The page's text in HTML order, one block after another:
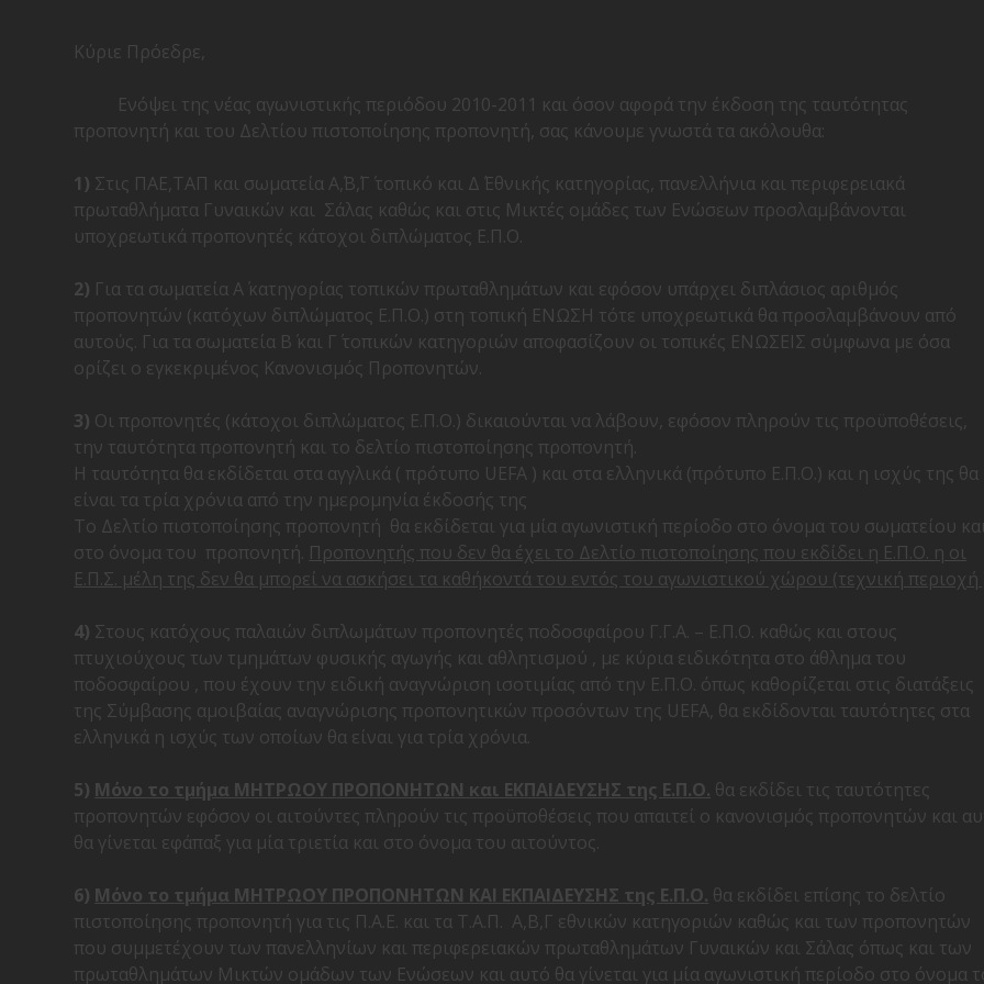
Κύριε Πρόεδρε,
Ενόψει της νέας αγωνιστικής περιόδου 2010-2011 και όσον αφορά την έκδοση της ταυτότητας
προπονητή και του Δελτίου πιστοποίησης προπονητή, σας κάνουμε γνωστά τα ακόλουθα:
1) Στις ΠΑΕ,ΤΑΠ και σωματεία Α΄,Β΄,Γ΄ τοπικό και Δ΄ Εθνικής κατηγορίας, πανελλήνια και περιφερειακά
πρωταθλήματα Γυναικών και Σάλας καθώς και στις Μικτές ομάδες των Ενώσεων προσλαμβάνονται
υποχρεωτικά προπονητές κάτοχοι διπλώματος Ε.Π.Ο.
2) Για τα σωματεία Α΄ κατηγορίας τοπικών πρωταθλημάτων και εφόσον υπάρχει διπλάσιος αριθμός
προπονητών (κατόχων διπλώματος Ε.Π.Ο.) στη τοπική ΕΝΩΣΗ τότε υποχρεωτικά θα προσλαμβάνουν από
αυτούς. Για τα σωματεία Β΄ και Γ΄ τοπικών κατηγοριών αποφασίζουν οι τοπικές ΕΝΩΣΕΙΣ σύμφωνα με όσα
ορίζει ο εγκεκριμένος Κανονισμός Προπονητών.
3) Οι προπονητές (κάτοχοι διπλώματος Ε.Π.Ο.) δικαιούνται να λάβουν, εφόσον πληρούν τις προϋποθέσεις,
την ταυτότητα προπονητή και το δελτίο πιστοποίησης προπονητή.
Η ταυτότητα θα εκδίδεται στα αγγλικά ( πρότυπο UEFA ) και στα ελληνικά (πρότυπο Ε.Π.Ο.) και η ισχύς της θα
είναι τα τρία χρόνια από την ημερομηνία έκδοσής της
Το Δελτίο πιστοποίησης προπονητή θα εκδίδεται για μία αγωνιστική περίοδο στο όνομα του σωματείου
στο όνομα του προπονητή. Προπονητής που δεν θα έχει το Δελτίο πιστοποίησης που εκδίδει η Ε.Π.Ο. η οι
Ε.Π.Σ. μέλη της δεν θα μπορεί να ασκήσει τα καθήκοντά του εντός του αγωνιστικού χώρου (τεχνική περιοχή
4) Στους κατόχους παλαιών διπλωμάτων προπονητές ποδοσφαίρου Γ.Γ.Α. – Ε.Π.Ο. καθώς και στους
πτυχιούχους των τμημάτων φυσικής αγωγής και αθλητισμού , με κύρια ειδικότητα στο άθλημα του
ποδοσφαίρου , που έχουν την ειδική αναγνώριση ισοτιμίας από την Ε.Π.Ο. όπως καθορίζεται στις διατάξεις
της Σύμβασης αμοιβαίας αναγνώρισης προπονητικών προσόντων της UEFA, θα εκδίδονται ταυτότητες στα
ελληνικά η ισχύς των οποίων θα είναι για τρία χρόνια.
5) Μόνο το τμήμα ΜΗΤΡΩΟΥ ΠΡΟΠΟΝΗΤΩΝ και ΕΚΠΑΙΔΕΥΣΗΣ της Ε.Π.Ο. θα εκδίδει τις ταυτότητες
προπονητών εφόσον οι αιτούντες πληρούν τις προϋποθέσεις που απαιτεί ο κανονισμός προπονητών και
θα γίνεται εφάπαξ για μία τριετία και στο όνομα του αιτούντος.
6) Μόνο το τμήμα ΜΗΤΡΩΟΥ ΠΡΟΠΟΝΗΤΩΝ ΚΑΙ ΕΚΠΑΙΔΕΥΣΗΣ της Ε.Π.Ο. θα εκδίδει επίσης το δελτίο
πιστοποίησης προπονητή για τις Π.Α.Ε. και τα Τ.Α.Π. Α,Β,Γ εθνικών κατηγοριών καθώς και των προπονητών
που συμμετέχουν των πανελληνίων και περιφερειακών πρωταθλημάτων Γυναικών και Σάλας όπως και των
πρωταθλημάτων Μικτών ομάδων των Ενώσεων και αυτό θα γίνεται για μία αγωνιστική περίοδο στο όνομα